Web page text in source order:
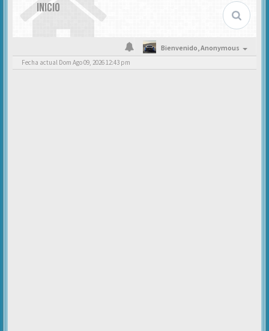
INICIO
Bienvenido,Anonymous
Fecha actual Dom Ago 09, 2026 12:43 pm